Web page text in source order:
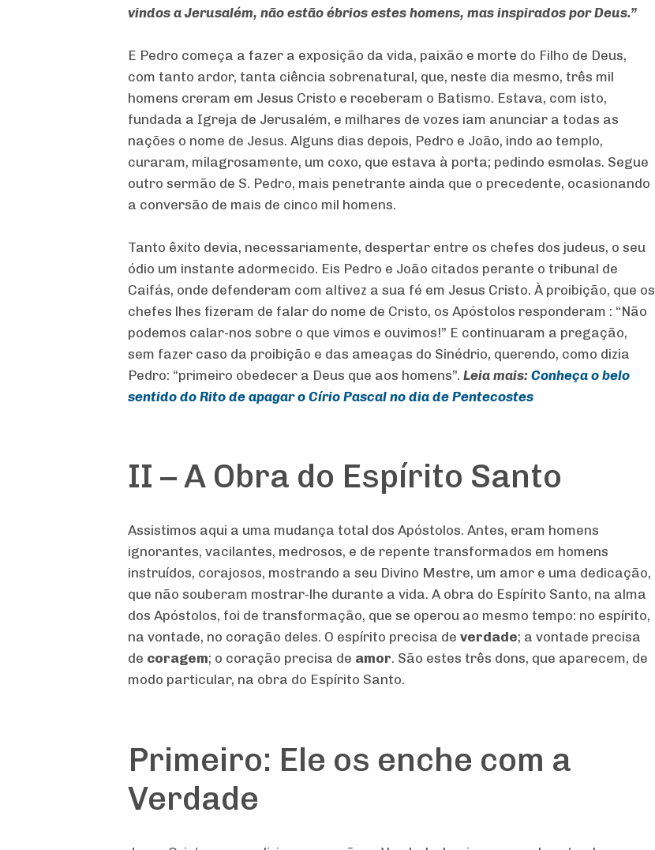
vindos a Jerusalém, não estão ébrios estes homens, mas inspirados por Deus.”
E Pedro começa a fazer a exposição da vida, paixão e morte do Filho de Deus,
com tanto ardor, tanta ciência sobrenatural, que, neste dia mesmo, três mil
homens creram em Jesus Cristo e receberam o Batismo. Estava, com isto,
fundada a Igreja de Jerusalém, e milhares de vozes iam anunciar a todas as
nações o nome de Jesus. Alguns dias depois, Pedro e João, indo ao templo,
curaram, milagrosamente, um coxo, que estava à porta; pedindo esmolas. Segue
outro sermão de S. Pedro, mais penetrante ainda que o precedente, ocasionando
a conversão de mais de cinco mil homens.
Tanto êxito devia, necessariamente, despertar entre os chefes dos judeus, o seu
ódio um instante adormecido. Eis Pedro e João citados perante o tribunal de
Caifás, onde defenderam com altivez a sua fé em Jesus Cristo. À proibição, que os
chefes lhes fizeram de falar do nome de Cristo, os Apóstolos responderam : “Não
podemos calar-nos sobre o que vimos e ouvimos!” E continuaram a pregação,
sem fazer caso da proibição e das ameaças do Sinédrio, querendo, como dizia
Pedro: “primeiro obedecer a Deus que aos homens”. Leia mais: Conheça o belo
sentido do Rito de apagar o Círio Pascal no dia de Pentecostes
II – A Obra do Espírito Santo
Assistimos aqui a uma mudança total dos Apóstolos. Antes, eram homens
ignorantes, vacilantes, medrosos, e de repente transformados em homens
instruídos, corajosos, mostrando a seu Divino Mestre, um amor e uma dedicação,
que não souberam mostrar-lhe durante a vida. A obra do Espírito Santo, na alma
dos Apóstolos, foi de transformação, que se operou ao mesmo tempo: no espírito,
na vontade, no coração deles. O espírito precisa de verdade; a vontade precisa
de coragem; o coração precisa de amor. São estes três dons, que aparecem, de
modo particular, na obra do Espírito Santo.
Primeiro: Ele os enche com a
Verdade